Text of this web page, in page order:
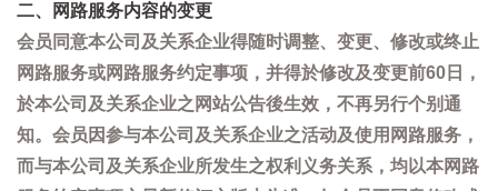
二、网路服务内容的变更
会员同意本公司及关系企业得随时调整、变更、修改或终止
网路服务或网路服务约定事项，并得於修改及变更前60日，
於本公司及关系企业之网站公告後生效，不再另行个别通
知。会员因参与本公司及关系企业之活动及使用网路服务，
而与本公司及关系企业所发生之权利义务关系，均以本网路